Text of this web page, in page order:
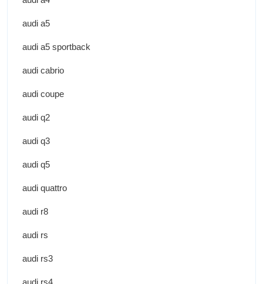
audi a5
audi a5 sportback
audi cabrio
audi coupe
audi q2
audi q3
audi q5
audi quattro
audi r8
audi rs
audi rs3